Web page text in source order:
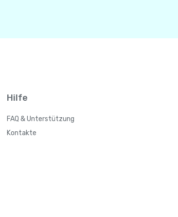
Hilfe
FAQ & Unterstützung
Kontakte